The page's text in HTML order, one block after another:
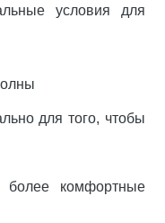
условия для
для того, чтобы
комфортные